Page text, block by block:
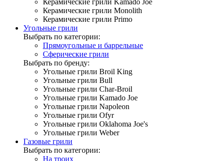
Керамические грили Monolith
Керамические грили Primo
Угольные грили
Выбрать по категории:
Прямоугольные и баррельные
Сферические грили
Выбрать по бренду:
Угольные грили Broil King
Угольные грили Bull
Угольные грили Char-Broil
Угольные грили Kamado Joe
Угольные грили Napoleon
Угольные грили Ofyr
Угольные грили Oklahoma Joe's
Угольные грили Weber
Газовые грили
Выбрать по категории:
На троих